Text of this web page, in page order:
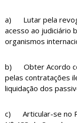
a) Lutar pela
acesso ao judiciário
organismos
b) Obter Acordo
pelas contratações
liquidação dos
c) Articular-se no